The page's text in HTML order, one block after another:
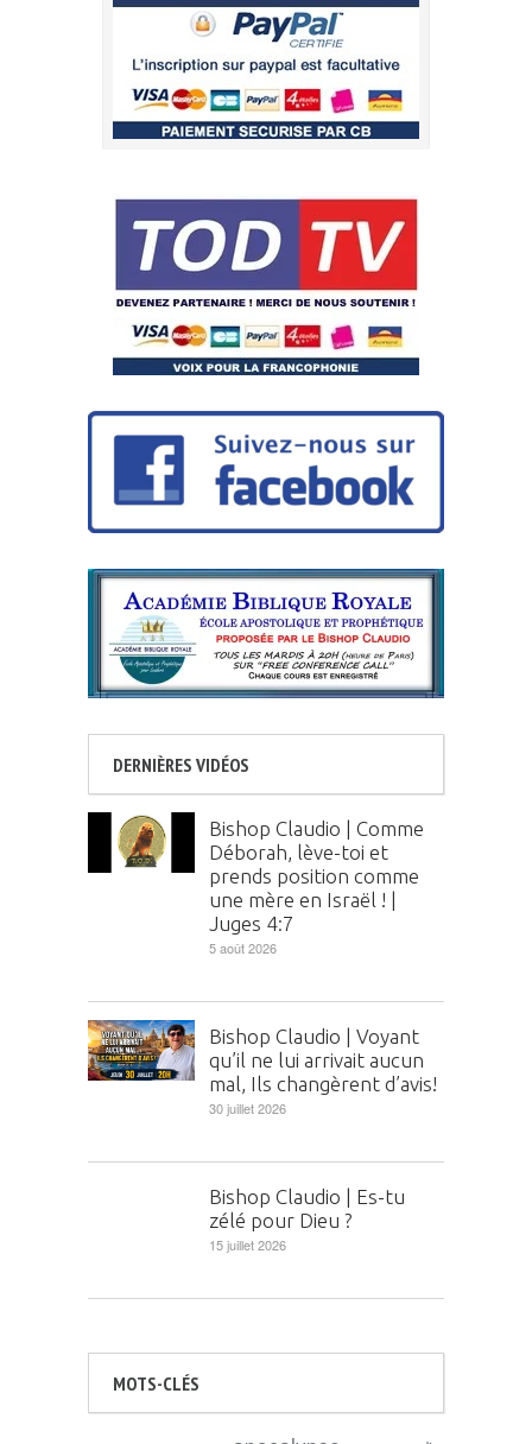
DERNIÈRES VIDÉOS
Bishop Claudio | Comme
Déborah, lève-toi et
prends position comme
une mère en Israël ! |
Juges 4:7
5 août 2026
Bishop Claudio | Voyant
qu’il ne lui arrivait aucun
mal, Ils changèrent d’avis!
30 juillet 2026
Bishop Claudio | Es-tu
zélé pour Dieu ?
15 juillet 2026
MOTS-CLÉS